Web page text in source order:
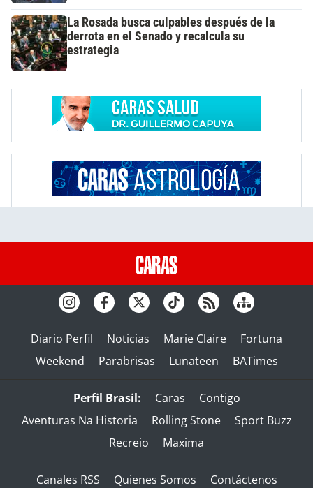
La Rosada busca culpables después de la
derrota en el Senado y recalcula su
estrategia
Diario Perfil Noticias Marie Claire
Fortuna
Weekend
Parabrisas Lunateen BATimes
Perfil Brasil: Caras
Contigo
Aventuras Na Historia
Rolling Stone
Sport Buzz
Recreio
Maxima
Canales RSS Quienes Somos Contáctenos